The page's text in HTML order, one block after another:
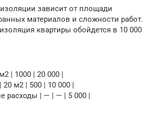
зависит от площади
материалов и сложности работ.
квартиры обойдется в 10 000
| 1000 | 20 000 |
20 м2 | 500 | 10 000 |
расходы | — | — | 5 000 |